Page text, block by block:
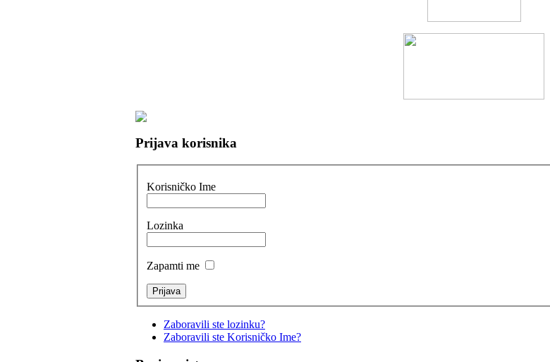
Prijava korisnika
Korisničko Ime
Lozinka
Zapamti me
Zaboravili ste lozinku?
Zaboravili ste Korisničko Ime?